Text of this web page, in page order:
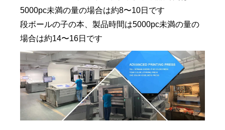
5000pc未満の量の場合は約8〜10日です
段ボールの子の本、製品時間は5000pc未満の量の
場合は約14〜16日です